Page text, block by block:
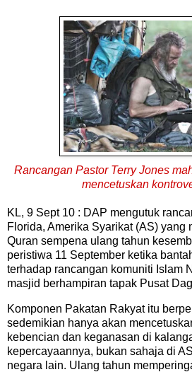
Rancangan Pastor Terry Jones
mencetuskan
KL, 9 Sept 10 : DAP mengutuk
Florida, Amerika Syarikat (AS) yang
Quran sempena ulang tahun
peristiwa 11 September ketika
terhadap rancangan komuniti Islam
masjid berhampiran tapak Pusat
Komponen Pakatan Rakyat itu
sedemikian hanya akan
kebencian dan keganasan di
kepercayaannya, bukan sahaja di
negara lain. Ulang tahun